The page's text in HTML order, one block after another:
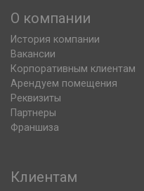
О компании
История компании
Вакансии
Корпоративным клиентам
Арендуем помещения
Реквизиты
Партнеры
Франшиза
Клиентам